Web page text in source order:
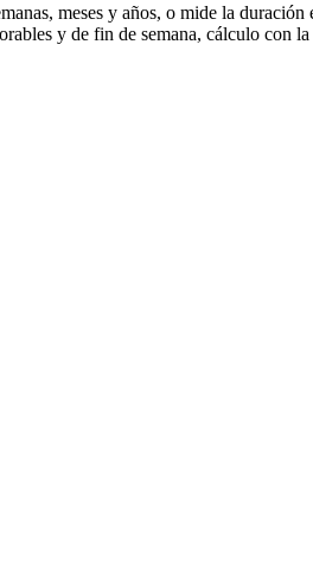
meses y años, o mide la
y de fin de semana, cálculo